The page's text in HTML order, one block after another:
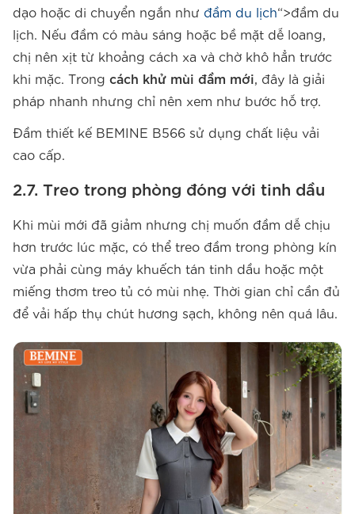
dạo hoặc di chuyển ngắn như đầm du lịch“>đầm du
lịch. Nếu đầm có màu sáng hoặc bề mặt dễ loang,
chị nên xịt từ khoảng cách xa và chờ khô hẳn trước
khi mặc. Trong cách khử mùi đầm mới, đây là giải
pháp nhanh nhưng chỉ nên xem như bước hỗ trợ.
Đầm thiết kế BEMINE B566 sử dụng chất liệu vải
cao cấp.
2.7. Treo trong phòng đóng với tinh dầu
Khi mùi mới đã giảm nhưng chị muốn đầm dễ chịu
hơn trước lúc mặc, có thể treo đầm trong phòng kín
vừa phải cùng máy khuếch tán tinh dầu hoặc một
miếng thơm treo tủ có mùi nhẹ. Thời gian chỉ cần đủ
để vải hấp thụ chút hương sạch, không nên quá lâu.